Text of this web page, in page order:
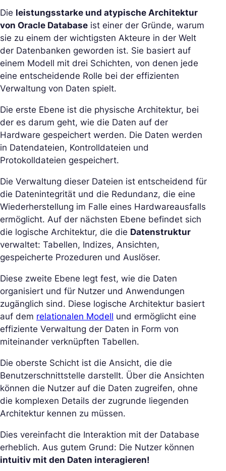
Die leistungsstarke und atypische Architektur
von Oracle Database ist einer der Gründe, warum
sie zu einem der wichtigsten Akteure in der Welt
der Datenbanken geworden ist. Sie basiert auf
einem Modell mit drei Schichten, von denen jede
eine entscheidende Rolle bei der effizienten
Verwaltung von Daten spielt.
Die erste Ebene ist die physische Architektur, bei
der es darum geht, wie die Daten auf der
Hardware gespeichert werden. Die Daten werden
in Datendateien, Kontrolldateien und
Protokolldateien gespeichert.
Die Verwaltung dieser Dateien ist entscheidend für
die Datenintegrität und die Redundanz, die eine
Wiederherstellung im Falle eines Hardwareausfalls
ermöglicht. Auf der nächsten Ebene befindet sich
die logische Architektur, die die Datenstruktur
verwaltet: Tabellen, Indizes, Ansichten,
gespeicherte Prozeduren und Auslöser.
Diese zweite Ebene legt fest, wie die Daten
organisiert und für Nutzer und Anwendungen
zugänglich sind. Diese logische Architektur basiert
auf dem relationalen Modell und ermöglicht eine
effiziente Verwaltung der Daten in Form von
miteinander verknüpften Tabellen.
Die oberste Schicht ist die Ansicht, die die
Benutzerschnittstelle darstellt. Über die Ansichten
können die Nutzer auf die Daten zugreifen, ohne
die komplexen Details der zugrunde liegenden
Architektur kennen zu müssen.
Dies vereinfacht die Interaktion mit der Database
erheblich. Aus gutem Grund: Die Nutzer können
intuitiv mit den Daten interagieren!